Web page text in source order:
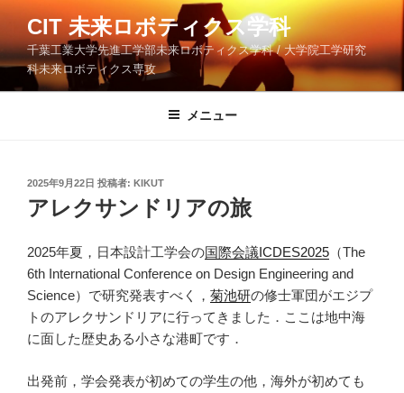
コ
テ
ツ
CIT 未来ロボティクス学科
千葉工業大学先進工学部未来ロボティクス学科 / 大学院工学研究
科未来ロボティクス専攻
メニュー
投
稿
日:
2025年9月22日 投稿者: KIKUT
アレクサンドリアの旅
2025年夏，日本設計工学会の国際会議ICDES2025 （The
6th International Conference on Design Engineering and
Science）で研究発表すべく， 菊池研の修士軍団がエジプ
トのアレクサンドリアに行ってきました．ここは地中海
に面した歴史ある小さな港町です．
出発前，学会発表が初めての学生の他，海外が初めても